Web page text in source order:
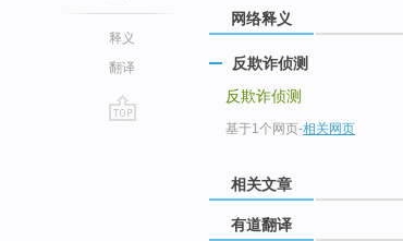
释义
翻译
网络释义
反欺诈侦测
反欺诈侦测
基于1个网页-相关网页
相关文章
有道翻译